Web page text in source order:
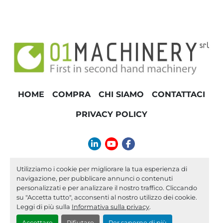
Utilizziamo i cookie per migliorare la tua esperienza di
navigazione, per pubblicare annunci o contenuti
personalizzati e per analizzare il nostro traffico. Cliccando
su "Accetta tutto", acconsenti al nostro utilizzo dei cookie.
Leggi di più sulla Informativa sulla privacy.
HOME COMPRA CHI SIAMO CONTATTACI
PRIVACY POLICY
linkedinyoutubefacebook
info@01machinery.com
Machinio Systemsito web diMachinio
Personalizza le preferenze sui Cookies